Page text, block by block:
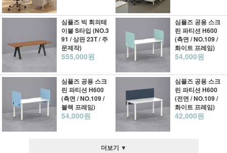
심플즈 빅 회의테
이블 S타입 (NO.3
91 / 상판 23T / 주
문제작)
555,000원
심플즈 공용 스크
린 파티션 H600
(측면 / NO.109 /
화이트 프레임)
54,000원
심플즈 공용 스크
린 파티션 H600
(측면 / NO.109 /
블랙 프레임)
54,000원
심플즈 공용 스크
린 파티션 H600
(전면 / NO.109 /
화이트 프레임)
42,000원
더보기 ▼